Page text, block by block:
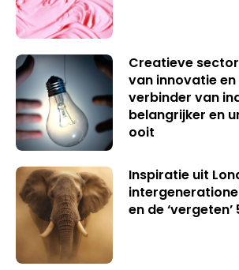
Creatieve
van innovatie
verbinder van
belangrijker en
ooit
Inspiratie uit
en de